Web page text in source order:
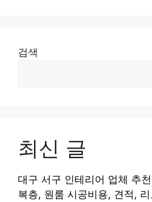
검색
최신 글
대구 서구 인테리어 업체 추
복층, 원룸 시공비용, 견적,